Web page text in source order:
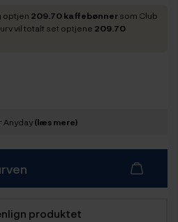
optjen 209.70 kaffebønnersom Club
vil totalt set optjene 209.70
Anyday(læs mere)
produktet